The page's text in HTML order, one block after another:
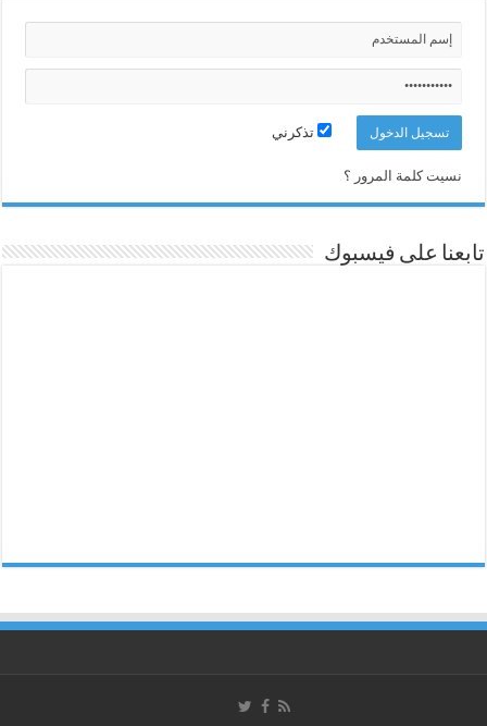
تذكرني
نسيت كلمة المرور ؟
تابعنا على فيسبوك